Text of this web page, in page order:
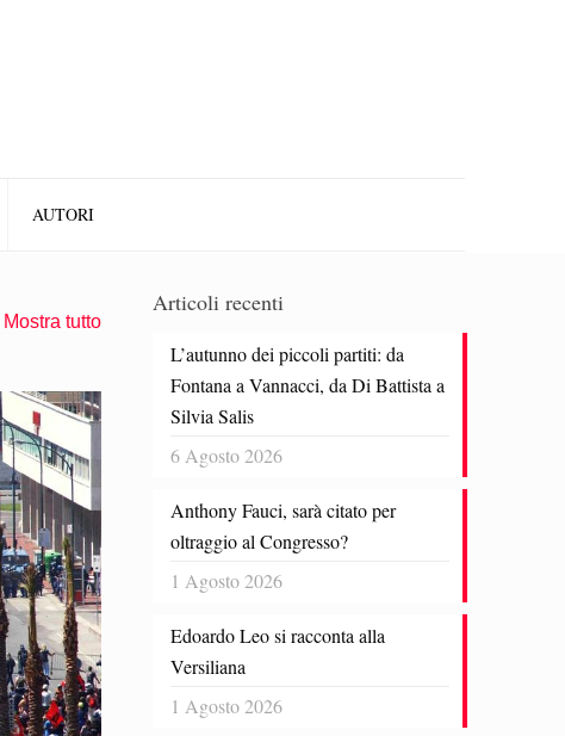
AUTORI
Mostra tutto
Articoli recenti
L’autunno dei piccoli partiti: da
Fontana a Vannacci, da Di Battista a
Silvia Salis
6 Agosto 2026
Anthony Fauci, sarà citato per
oltraggio al Congresso?
1 Agosto 2026
Edoardo Leo si racconta alla
Versiliana
1 Agosto 2026